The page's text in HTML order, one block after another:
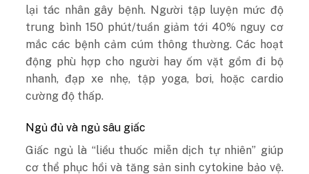
lại tác nhân gây bệnh. Người tập luyện mức độ
trung bình 150 phút/tuần giảm tới 40% nguy cơ
mắc các bệnh cảm cúm thông thường. Các hoạt
động phù hợp cho người hay ốm vặt gồm đi bộ
nhanh, đạp xe nhẹ, tập yoga, bơi, hoặc cardio
cường độ thấp.
Ngủ đủ và ngủ sâu giấc
Giấc ngủ là “liều thuốc miễn dịch tự nhiên” giúp
cơ thể phục hồi và tăng sản sinh cytokine bảo vệ.